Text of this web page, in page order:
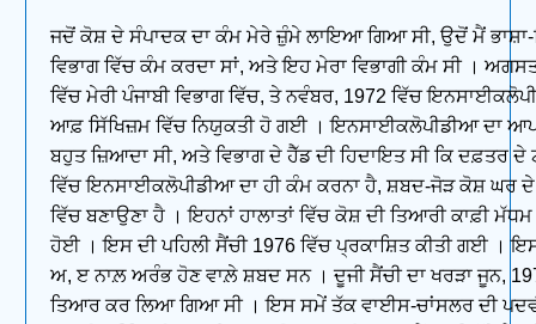
ਜਦੋਂ ਕੋਸ਼ ਦੇ ਸੰਪਾਦਕ ਦਾ ਕੰਮ ਮੇਰੇ ਜ਼ੁੰਮੇ ਲਾਇਆ ਗਿਆ ਸੀ, ਉਦੋਂ ਮੈਂ
ਵਿਭਾਗ ਵਿੱਚ ਕੰਮ ਕਰਦਾ ਸਾਂ, ਅਤੇ ਇਹ ਮੇਰਾ ਵਿਭਾਗੀ ਕੰਮ ਸੀ ।
ਵਿੱਚ ਮੇਰੀ ਪੰਜਾਬੀ ਵਿਭਾਗ ਵਿੱਚ, ਤੇ ਨਵੰਬਰ, 1972 ਵਿੱਚ
ਆਫ਼ ਸਿੱਖਿਜ਼ਮ ਵਿੱਚ ਨਿਯੁਕਤੀ ਹੋ ਗਈ । ਇਨਸਾਈਕਲੋਪੀਡੀਆ ਦਾ
ਬਹੁਤ ਜ਼ਿਆਦਾ ਸੀ, ਅਤੇ ਵਿਭਾਗ ਦੇ ਹੈੱਡ ਦੀ ਹਿਦਾਇਤ ਸੀ ਕਿ ਦਫ਼ਤਰ ਦੇ
ਵਿੱਚ ਇਨਸਾਈਕਲੋਪੀਡੀਆ ਦਾ ਹੀ ਕੰਮ ਕਰਨਾ ਹੈ, ਸ਼ਬਦ-ਜੋੜ ਕੋਸ਼ ਘਰ
ਵਿੱਚ ਬਣਾਉਣਾ ਹੈ । ਇਹਨਾਂ ਹਾਲਾਤਾਂ ਵਿੱਚ ਕੋਸ਼ ਦੀ ਤਿਆਰੀ ਕਾਫ਼ੀ
ਹੋਈ । ਇਸ ਦੀ ਪਹਿਲੀ ਸੈਂਚੀ 1976 ਵਿੱਚ ਪ੍ਰਕਾਸ਼ਿਤ ਕੀਤੀ ਗਈ ।
ਅ, ੲ ਨਾਲ਼ ਅਰੰਭ ਹੋਣ ਵਾਲ਼ੇ ਸ਼ਬਦ ਸਨ । ਦੂਜੀ ਸੈਂਚੀ ਦਾ ਖਰੜਾ ਜੂਨ,
ਤਿਆਰ ਕਰ ਲਿਆ ਗਿਆ ਸੀ । ਇਸ ਸਮੇਂ ਤੱਕ ਵਾਈਸ-ਚਾਂਸਲਰ ਦੀ